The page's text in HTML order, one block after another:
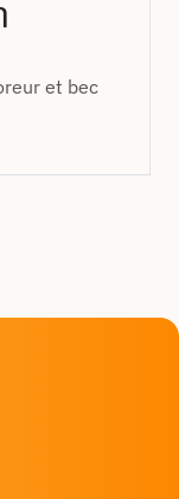
et bec